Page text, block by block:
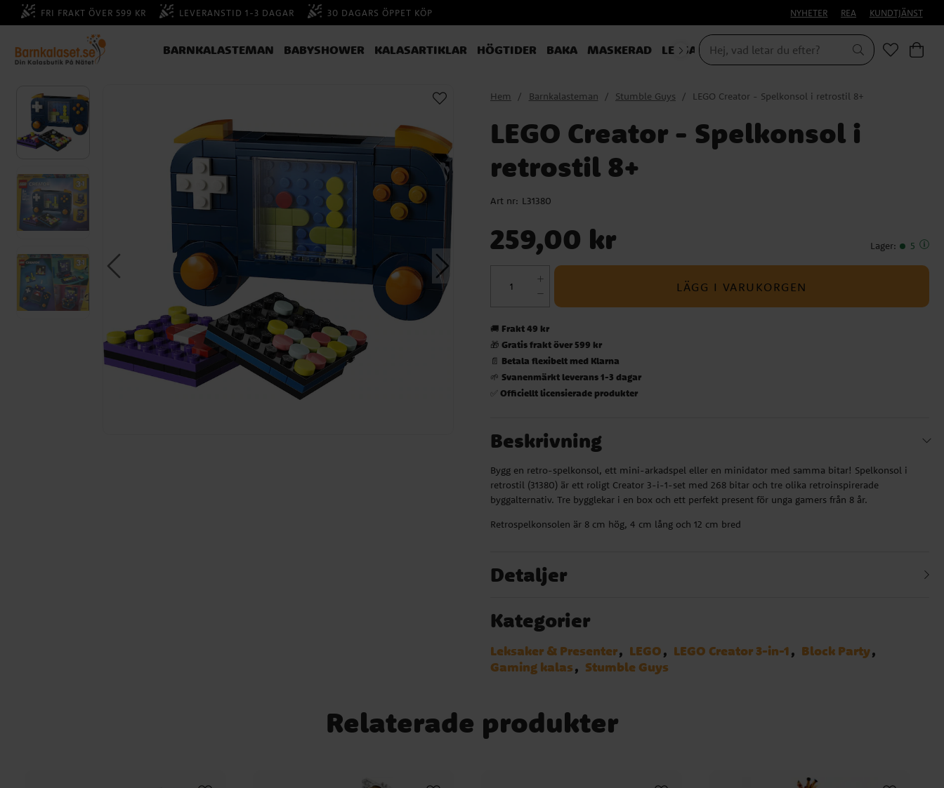
FRI FRAKT ÖVER 599 KR LEVERANSTID 1-3 DAGAR 30 DAGARS ÖPPET KÖP NYHETER REA KUNDTJÄNST
BARNKALASTEMAN BABYSHOWER KALASARTIKLAR HÖGTIDER BAKA MASKERAD LEKSAKER & PRESENTER
Hem Barnkalasteman Stumble Guys LEGO Creator - Spelkonsol i retrostil 8+
LEGO Creator - Spelkonsol i
retrostil 8+
Art nr: L31380
259,00 kr Lager: 5
LÄGG I VARUKORGEN
🚚 Frakt 49 kr
🎁Gratis frakt över 599 kr
📄 Betala flexibelt med Klarna
🌱Svanenmärkt leverans 1-3 dagar
✅Officiellt licensierade produkter
Beskrivning
Bygg en retro-spelkonsol, ett mini-arkadspel eller en minidator med samma bitar! Spelkonsol i
retrostil (31380) är ett roligt Creator 3-i-1-set med 268 bitar och tre olika retroinspirerade
byggalternativ. Tre bygglekar i en box och ett perfekt present för unga gamers från 8 år.
Retrospelkonsolen är 8 cm hög, 4 cm lång och 12 cm bred
Detaljer
Kategorier
Leksaker & Presenter LEGO LEGO Creator 3-in-1
Block Party
Gaming kalas
Stumble Guys
Relaterade produkter